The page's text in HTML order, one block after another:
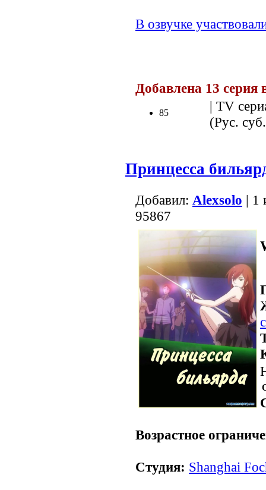
В озвучке
Добавлена 13 серия
85
| TV
(Рус.
Принцесса
Добавил: Alexsolo | 1
95867
Возрастное
Студия: Shanghai